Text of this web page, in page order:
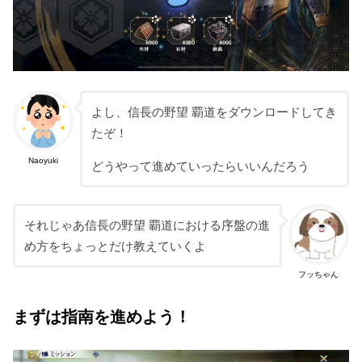
Naoyuki
よし、信長の野望 覇道をダウンロードしてき
たぞ！
どうやって進めていったらいいんだろう
フッちゃん
それじゃあ信長の野望 覇道における序盤の進
め方をちょっとだけ教えていくよ
まずは指南を進めよう！